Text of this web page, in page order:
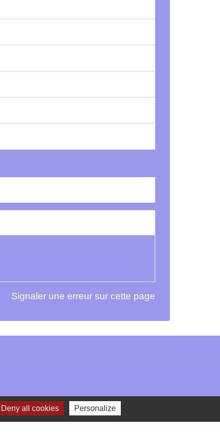
Signaler une erreur sur cette page
Deny all cookies Personalize